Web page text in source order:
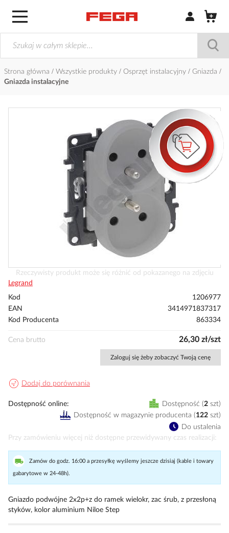
Zaloguj się /
Strona główna Wszystkie produkty Osprzęt instalacyjny
Gniazda
Gniazda instalacyjne
Przejdź
na
początek
Rzeczywisty produkt może się różnić od pokazanego na zdjęciu
Legrand
Kod
1206977
EAN
3414971837317
Kod Producenta
863334
Cena brutto 26,30 zł/szt
Zaloguj się żeby zobaczyć Twoją cenę
Dodaj do porównania
Dostępność online Dostępność 2 szt
Przy zamówieniu więcej niż dostępne przewidywany czas realizacji
Do ustalenia
Dostępność w magazynie producenta (122 szt)
Zamów do godz. 16:00 a przesyłkę wyślemy jeszcze dzisiaj (kable i towary
gabarytowe w 24-48h).
Gniazdo podwójne 2x2p+z do ramek wielokr, zac śrub, z przesłoną
styków, kolor aluminium Niloe Step